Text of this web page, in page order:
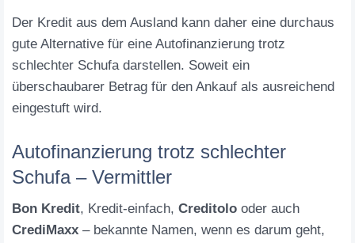
Der Kredit aus dem Ausland kann daher eine durchaus
gute Alternative für eine Autofinanzierung trotz
schlechter Schufa darstellen. Soweit ein
überschaubarer Betrag für den Ankauf als ausreichend
eingestuft wird.
Autofinanzierung trotz schlechter
Schufa – Vermittler
Bon Kredit, Kredit-einfach, Creditolo oder auch
CrediMaxx – bekannte Namen, wenn es darum geht,